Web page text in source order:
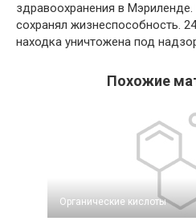
здравоохранения в Мэриленде.
сохранял жизнеспособность.
находка уничтожена под
Похожие
Органические кислоты‎